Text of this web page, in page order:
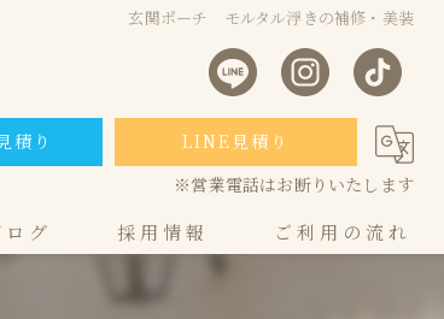
玄関ポーチ モルタル浮きの補修・美装
積り
LINE見積り
※営業電話はお断りいたします
ログ 採用情報
採用❘SIM株式会社の特徴
ご利用の流れ